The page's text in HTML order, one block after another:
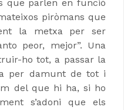
que parlen en funció
piròmans que
la metxa per ser
peor, mejor”. Una
ho tot, a passar la
per damunt de tot i
del que hi ha, si ho
s’adoni que els